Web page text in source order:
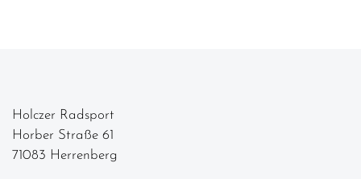
Holczer Radsport
Horber Straße 61
71083 Herrenberg